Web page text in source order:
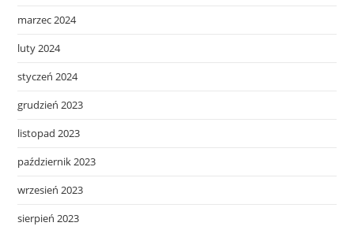
marzec 2024
luty 2024
styczeń 2024
grudzień 2023
listopad 2023
październik 2023
wrzesień 2023
sierpień 2023